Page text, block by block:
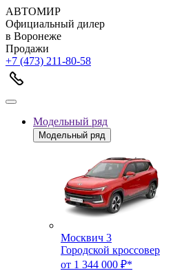
АВТОМИР
Официальный дилер
в Воронеже
Продажи
+7 (473) 211-80-58
Модельный ряд
Модельный ряд
Москвич 3
Городской кроссовер
от 1 344 000 ₽*